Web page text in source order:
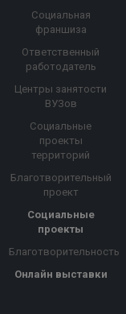
Социальная
франшиза
Ответственный
работодатель
Центры занятости
ВУЗов
Социальные
проекты
территорий
Благотворительный
проект
Социальные
проекты
Благотворительность
Онлайн выставки